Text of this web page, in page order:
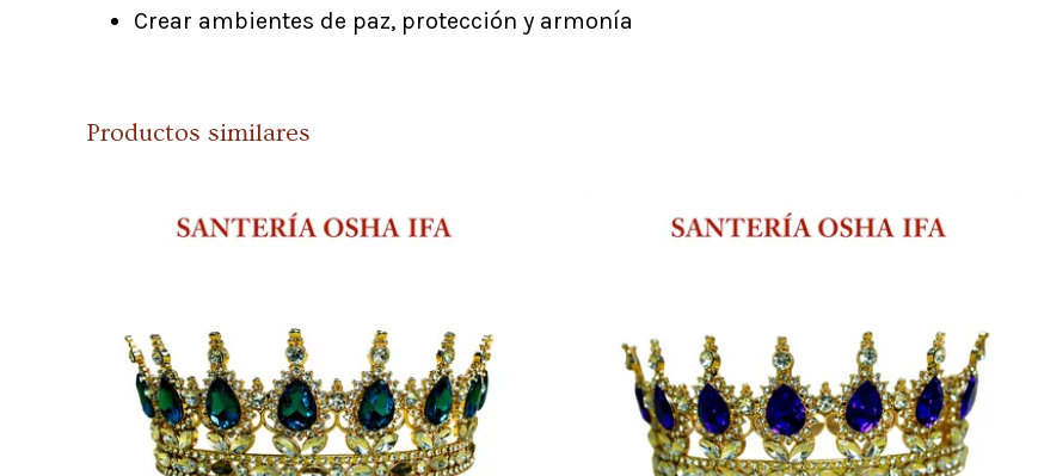
Crear ambientes de paz, protección y armonía
Productos similares